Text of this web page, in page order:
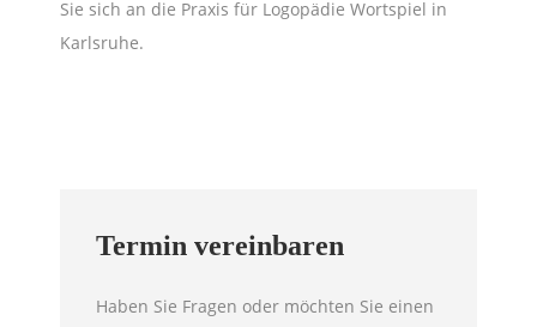
Sie sich an die Praxis für Logopädie Wortspiel in
Karlsruhe.
Termin vereinbaren
Haben Sie Fragen oder möchten Sie einen